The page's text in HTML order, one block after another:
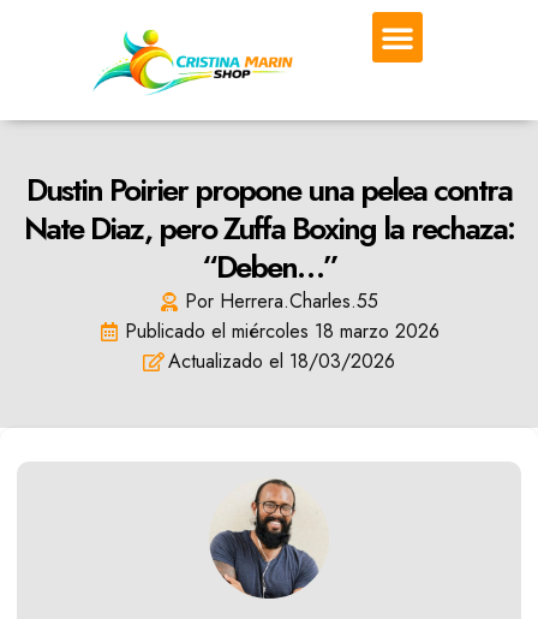
Dustin Poirier propone una pelea contra
Nate Diaz, pero Zuffa Boxing la rechaza:
“Deben…”
Por Herrera.Charles.55
Publicado el miércoles 18 marzo 2026
Actualizado el 18/03/2026